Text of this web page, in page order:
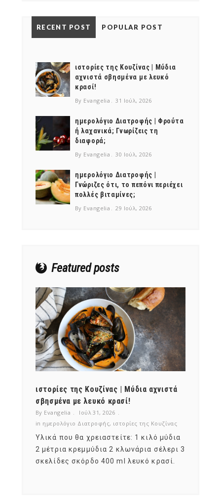
RECENT POST POPULAR POST
ιστορίες της Κουζίνας | Μύδια
αχνιστά σβησμένα με λευκό
κρασί!
By Evangelia 31 Ιούλ, 2026
ημερολόγιο Διατροφής | Φρούτα
ή λαχανικά; Γνωρίζεις τη
διαφορά;
By Evangelia 30 Ιούλ, 2026
ημερολόγιο Διατροφής |
Γνώριζες ότι, το πεπόνι περιέχει
πολλές βιταμίνες;
By Evangelia 29 Ιούλ, 2026
Featured posts
ιστορίες της Κουζίνας | Μύδια αχνιστά
σβησμένα με λευκό κρασί!
By Evangelia
Ιούλ 31, 2026
in ημερολόγιο Διατροφής, ιστορίες της Κουζίνας
Υλικά που θα χρειαστείτε: 1 κιλό μύδια
2 μέτρια κρεμμύδια 2 κλωνάρια σέλερι 3
σκελίδες σκόρδο 400 ml λευκό κρασί.
Get ti
mel
y updates
fro
m
your favorite
products